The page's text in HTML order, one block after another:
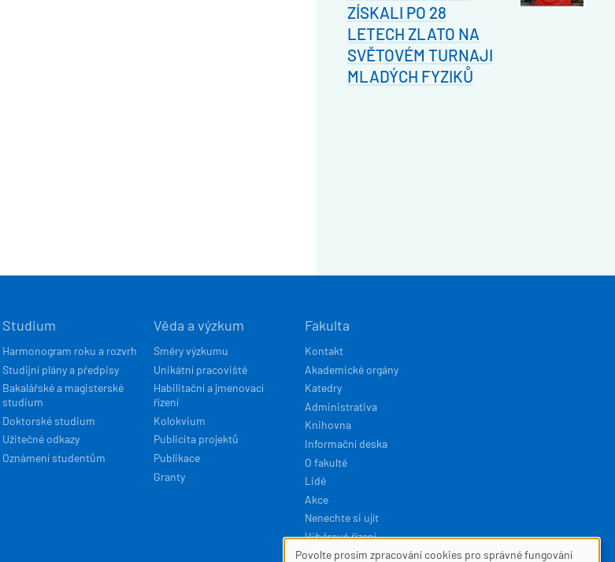
ZÍSKALI PO 28
LETECH ZLATO NA
SVĚTOVÉM TURNAJI
MLADÝCH FYZIKŮ
Studium
Harmonogram roku a rozvrh
Studijní plány a předpisy
Bakalářské a magisterské
studium
Doktorské studium
Užitečné odkazy
Oznámení studentům
Věda a výzkum
Směry výzkumu
Unikátní pracoviště
Habilitační a jmenovací
řízení
Kolokvium
Publicita projektů
Publikace
Granty
Fakulta
Kontakt
Akademické orgány
Katedry
Administrativa
Knihovna
Informační deska
O fakultě
Lidé
Akce
Nenechte si ujít
Výběrová řízení
Povolte prosím zpracování cookies pro správné fungování